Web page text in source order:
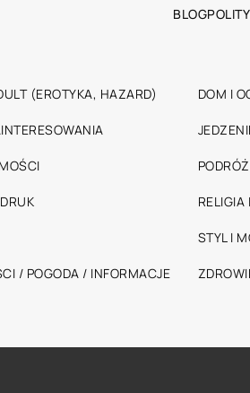
BLOG
(EROTYKA, HAZARD) DOM I
STYL I
/ POGODA / INFORMACJE